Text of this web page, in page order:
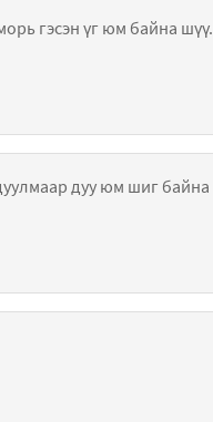
гэсэн үг юм байна шүү.
охин үрээ өгөөд дуулмаар дуу юм шиг байна